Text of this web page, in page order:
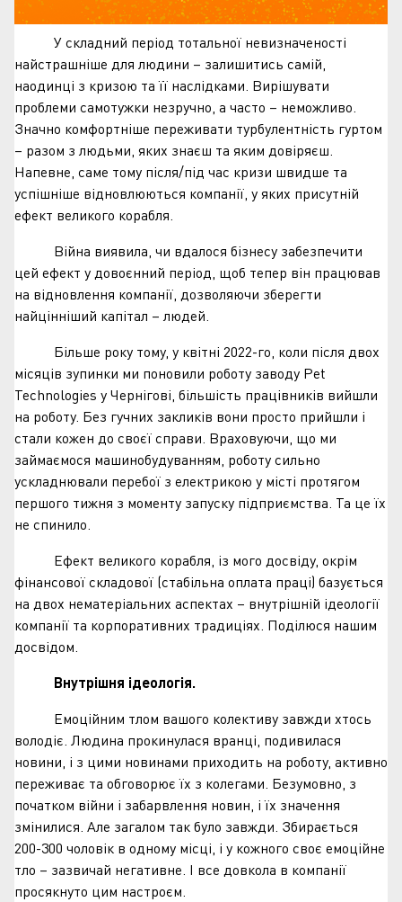
У складний період тотальної невизначеності
найстрашніше для людини – залишитись самій,
наодинці з кризою та її наслідками. Вирішувати
проблеми самотужки незручно, а часто – неможливо.
Значно комфортніше переживати турбулентність гуртом
– разом з людьми, яких знаєш та яким довіряєш.
Напевне, саме тому після/під час кризи швидше та
успішніше відновлюються компанії, у яких присутній
ефект великого корабля.
Війна виявила, чи вдалося бізнесу забезпечити
цей ефект у довоєнний період, щоб тепер він працював
на відновлення компанії, дозволяючи зберегти
найцінніший капітал – людей.
Більше року тому, у квітні 2022-го, коли після двох
місяців зупинки ми поновили роботу заводу Pet
Technologies у Чернігові, більшість працівників вийшли
на роботу. Без гучних закликів вони просто прийшли і
стали кожен до своєї справи. Враховуючи, що ми
займаємося машинобудуванням, роботу сильно
ускладнювали перебої з електрикою у місті протягом
першого тижня з моменту запуску підприємства. Та це їх
не спинило.
Ефект великого корабля, із мого досвіду, окрім
фінансової складової (стабільна оплата праці) базується
на двох нематеріальних аспектах – внутрішній ідеології
компанії та корпоративних традиціях. Поділюся нашим
досвідом.
Внутрішня ідеологія.
Емоційним тлом вашого колективу завжди хтось
володіє. Людина прокинулася вранці, подивилася
новини, і з цими новинами приходить на роботу, активно
переживає та обговорює їх з колегами. Безумовно, з
початком війни і забарвлення новин, і їх значення
змінилися. Але загалом так було завжди. Збирається
200-300 чоловік в одному місці, і у кожного своє емоційне
тло – зазвичай негативне. І все довкола в компанії
просякнуто цим настроєм.